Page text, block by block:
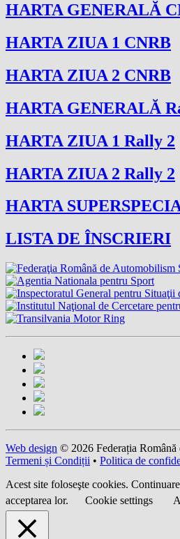
HARTA GENERALĂ
HARTA ZIUA 1 CNRB
HARTA ZIUA 2 CNRB
HARTA GENERALĂ
HARTA ZIUA 1 Rally 2
HARTA ZIUA 2 Rally 2
HARTA
LISTA DE ÎNSCRIERI
Web design © 2026 Federația
Termeni și Condiții • Politica de
Acest site foloseşte cookies.
acceptarea lor.
Cookie settings